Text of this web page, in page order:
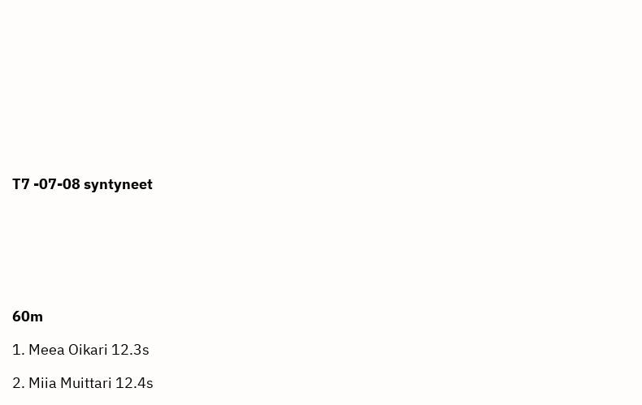
T7 -07-08 syntyneet
60m
1. Meea Oikari 12.3s
2. Miia Muittari 12.4s